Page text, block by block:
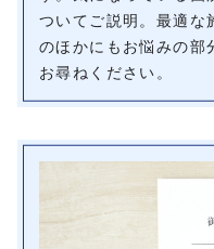
ついてご説明。最適な
のほかにもお悩みの部
お尋ねください。